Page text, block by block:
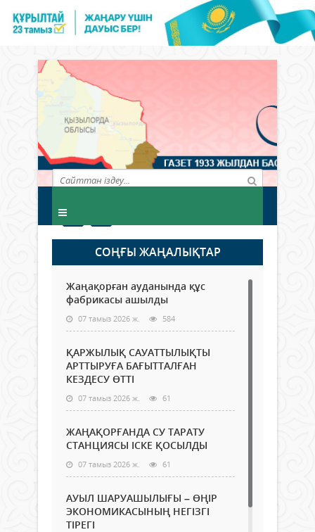
СОҢҒЫ ЖАҢАЛЫҚТАР
Жаңақорған ауданында құс
фабрикасы ашылды
07 тамыз 2026 ж. 584
ҚАРЖЫЛЫҚ САУАТТЫЛЫҚТЫ
АРТТЫРУҒА БАҒЫТТАЛҒАН
КЕЗДЕСУ ӨТТІ
07 тамыз 2026 ж. 61
ЖАҢАҚОРҒАНДА СУ ТАРАТУ
СТАНЦИЯСЫ ІСКЕ ҚОСЫЛДЫ
07 тамыз 2026 ж. 61
АУЫЛ ШАРУАШЫЛЫҒЫ – ӨҢІР
ЭКОНОМИКАСЫНЫҢ НЕГІЗГІ
ТІРЕГІ